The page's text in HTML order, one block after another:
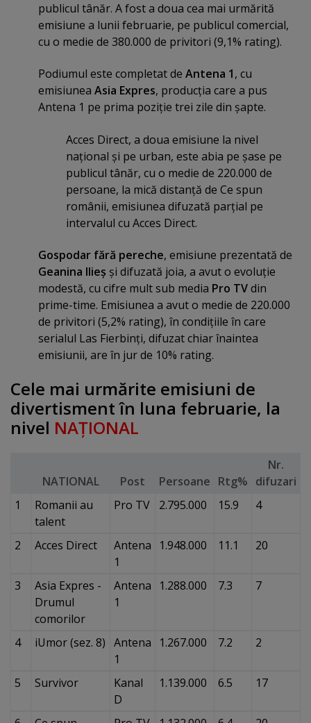
publicul tânăr. A fost a doua cea mai urmărită
emisiune a lunii februarie, pe publicul comercial,
cu o medie de 380.000 de privitori (9,1% rating).
Podiumul este completat de Antena 1, cu
emisiunea Asia Expres, producţia care a pus
Antena 1 pe prima poziţie trei zile din şapte.
Acces Direct, a doua emisiune la nivel
naţional şi pe urban, este abia pe şase pe
publicul tânăr, cu o medie de 220.000 de
persoane, la mică distanţă de Ce spun
românii, emisiunea difuzată parţial pe
intervalul cu Acces Direct.
Gospodar fără pereche, emisiune prezentată de
Geanina Ilieş şi difuzată joia, a avut o evoluţie
modestă, cu cifre mult sub media Pro TVdin
prime-time. Emisiunea a avut o medie de 220.000
de privitori (5,2% rating), în condiţiile în care
serialul Las Fierbinţi, difuzat chiar înaintea
emisiunii, are în jur de 10% rating.
Cele mai urmărite emisiuni de
divertisment în luna februarie, la
nivel NAŢIONAL
NATIONAL Post Persoane Rtg%
Nr.
difuzari
1
Romanii au
talent
Pro TV 2.795.000 15.9 4
2 Acces Direct
Antena
1
1.948.000 11.1 20
3
Asia Expres -
Drumul
comorilor
Antena
1
1.288.000 7.3 7
4 iUmor (sez. 8) Antena
1
1.267.000 7.2 2
5 Survivor
Kanal
D
1.139.000 6.5 17